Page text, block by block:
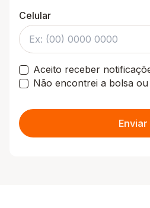
Celular
Aceito receber
Não encontrei a bolsa
Enviar